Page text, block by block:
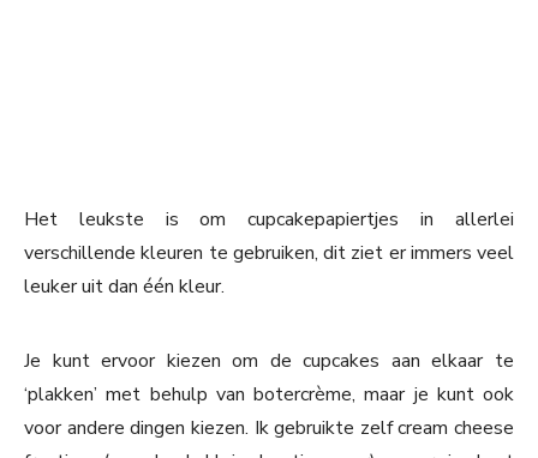
Het leukste is om cupcakepapiertjes in allerlei
verschillende kleuren te gebruiken, dit ziet er immers veel
leuker uit dan één kleur.
Je kunt ervoor kiezen om de cupcakes aan elkaar te
‘plakken’ met behulp van botercrème, maar je kunt ook
voor andere dingen kiezen. Ik gebruikte zelf cream cheese